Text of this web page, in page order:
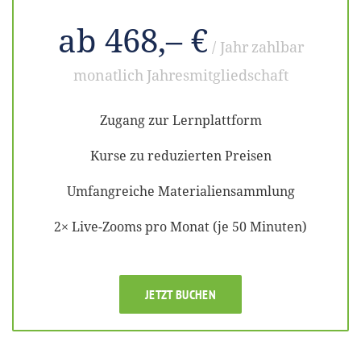
ab 468,– € / Jahr zahlbar
monatlich Jahresmitgliedschaft
Zugang zur Lernplattform
Kurse zu reduzierten Preisen
Umfangreiche Materialiensammlung
2× Live-Zooms pro Monat (je 50 Minuten)
JETZT BUCHEN